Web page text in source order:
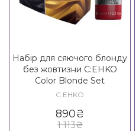
Набір для сяючого блонду
без жовтизни C:EHKO
Color Blonde Set
C:EHKO
890₴
1 113₴